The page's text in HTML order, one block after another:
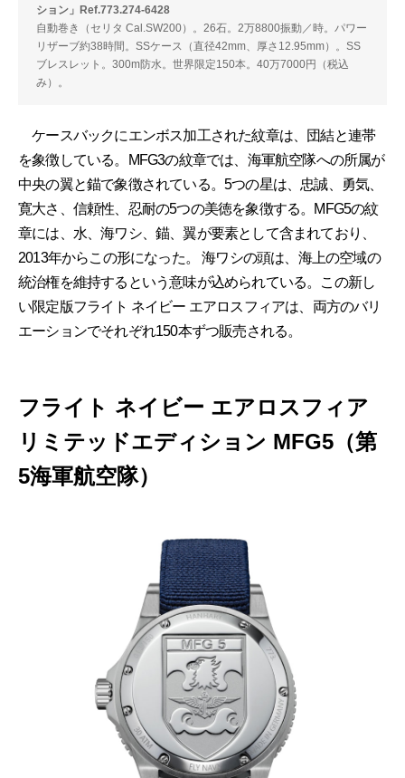
ション」Ref.773.274-6428
自動巻き（セリタ Cal.SW200）。26石。2万8800振動／時。パワー
リザーブ約38時間。SSケース（直径42mm、厚さ12.95mm）。SS
ブレスレット。300m防水。世界限定150本。40万7000円（税込
み）。
ケースバックにエンボス加工された紋章は、団結と連帯
を象徴している。MFG3の紋章では、海軍航空隊への所属が
中央の翼と錨で象徴されている。5つの星は、忠誠、勇気、
寛大さ、信頼性、忍耐の5つの美徳を象徴する。MFG5の紋
章には、水、海ワシ、錨、翼が要素として含まれており、
2013年からこの形になった。 海ワシの頭は、海上の空域の
統治権を維持するという意味が込められている。この新し
い限定版フライト ネイビー エアロスフィアは、両方のバリ
エーションでそれぞれ150本ずつ販売される。
フライト ネイビー エアロスフィア
リミテッドエディション MFG5（第
5海軍航空隊）